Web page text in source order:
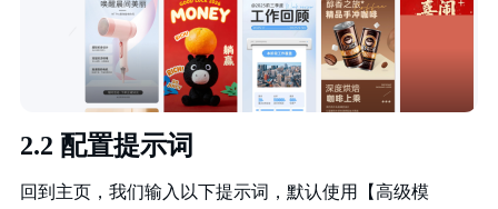
2.2 配置提示词
回到主页，我们输入以下提示词，默认使用【高级模